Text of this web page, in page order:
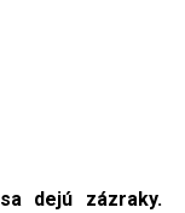
dejú zázraky.